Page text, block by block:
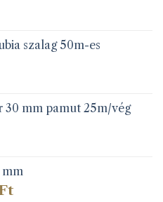
szalag 50m-es
30 mm pamut 25m/vég
Ártartomány: